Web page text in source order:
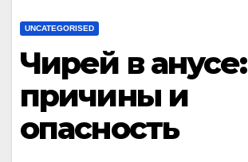
UNCATEGORISED
Чирей в анусе:
причины и
опасность